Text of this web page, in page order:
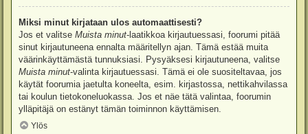
Miksi minut kirjataan ulos automaattisesti?
Jos et valitse Muista minut-laatikkoa kirjautuessasi, foorumi pitää
sinut kirjautuneena ennalta määritellyn ajan. Tämä estää muita
väärinkäyttämästä tunnuksiasi. Pysyäksesi kirjautuneena, valitse
Muista minut-valinta kirjautuessasi. Tämä ei ole suositeltavaa, jos
käytät foorumia jaetulta koneelta, esim. kirjastossa, nettikahvilassa
tai koulun tietokoneluokassa. Jos et näe tätä valintaa, foorumin
ylläpitäjä on estänyt tämän toiminnon käyttämisen.
Ylös